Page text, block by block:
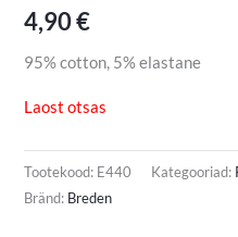
4,90€
95% cotton, 5% elastane
Laost otsas
Tootekood: E440 Kategooriad:
Bränd: Breden